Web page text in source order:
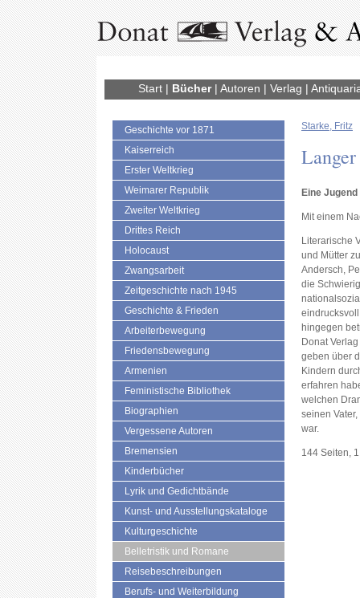
Start| Bücher| Autoren | Verlag |
Geschichte vor 1871
Kaiserreich
Erster Weltkrieg
Weimarer Republik
Zweiter Weltkrieg
Drittes Reich
Holocaust
Zwangsarbeit
Zeitgeschichte nach 1945
Geschichte & Frieden
Arbeiterbewegung
Friedensbewegung
Armenien
Feministische Bibliothek
Biographien
Vergessene Autoren
Bremensien
Kinderbücher
Lyrik und Gedichtbände
Kunst- und Ausstellungskataloge
Kulturgeschichte
Belletristik und Romane
Reisebeschreibungen
Berufs- und Weiterbildung
Starke, Fritz
Eine
Mit einem
Literarische
und Mütter
Andersch,
die
hingegen
Donat
geben über
Kindern
erfahren
welchen
seinen
war.
144 Seiten,